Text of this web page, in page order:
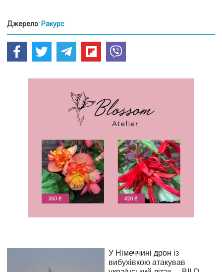
Джерело: Ракурс